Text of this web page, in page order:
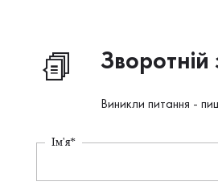
Зворотній
Виникли питання -
Ім'я*